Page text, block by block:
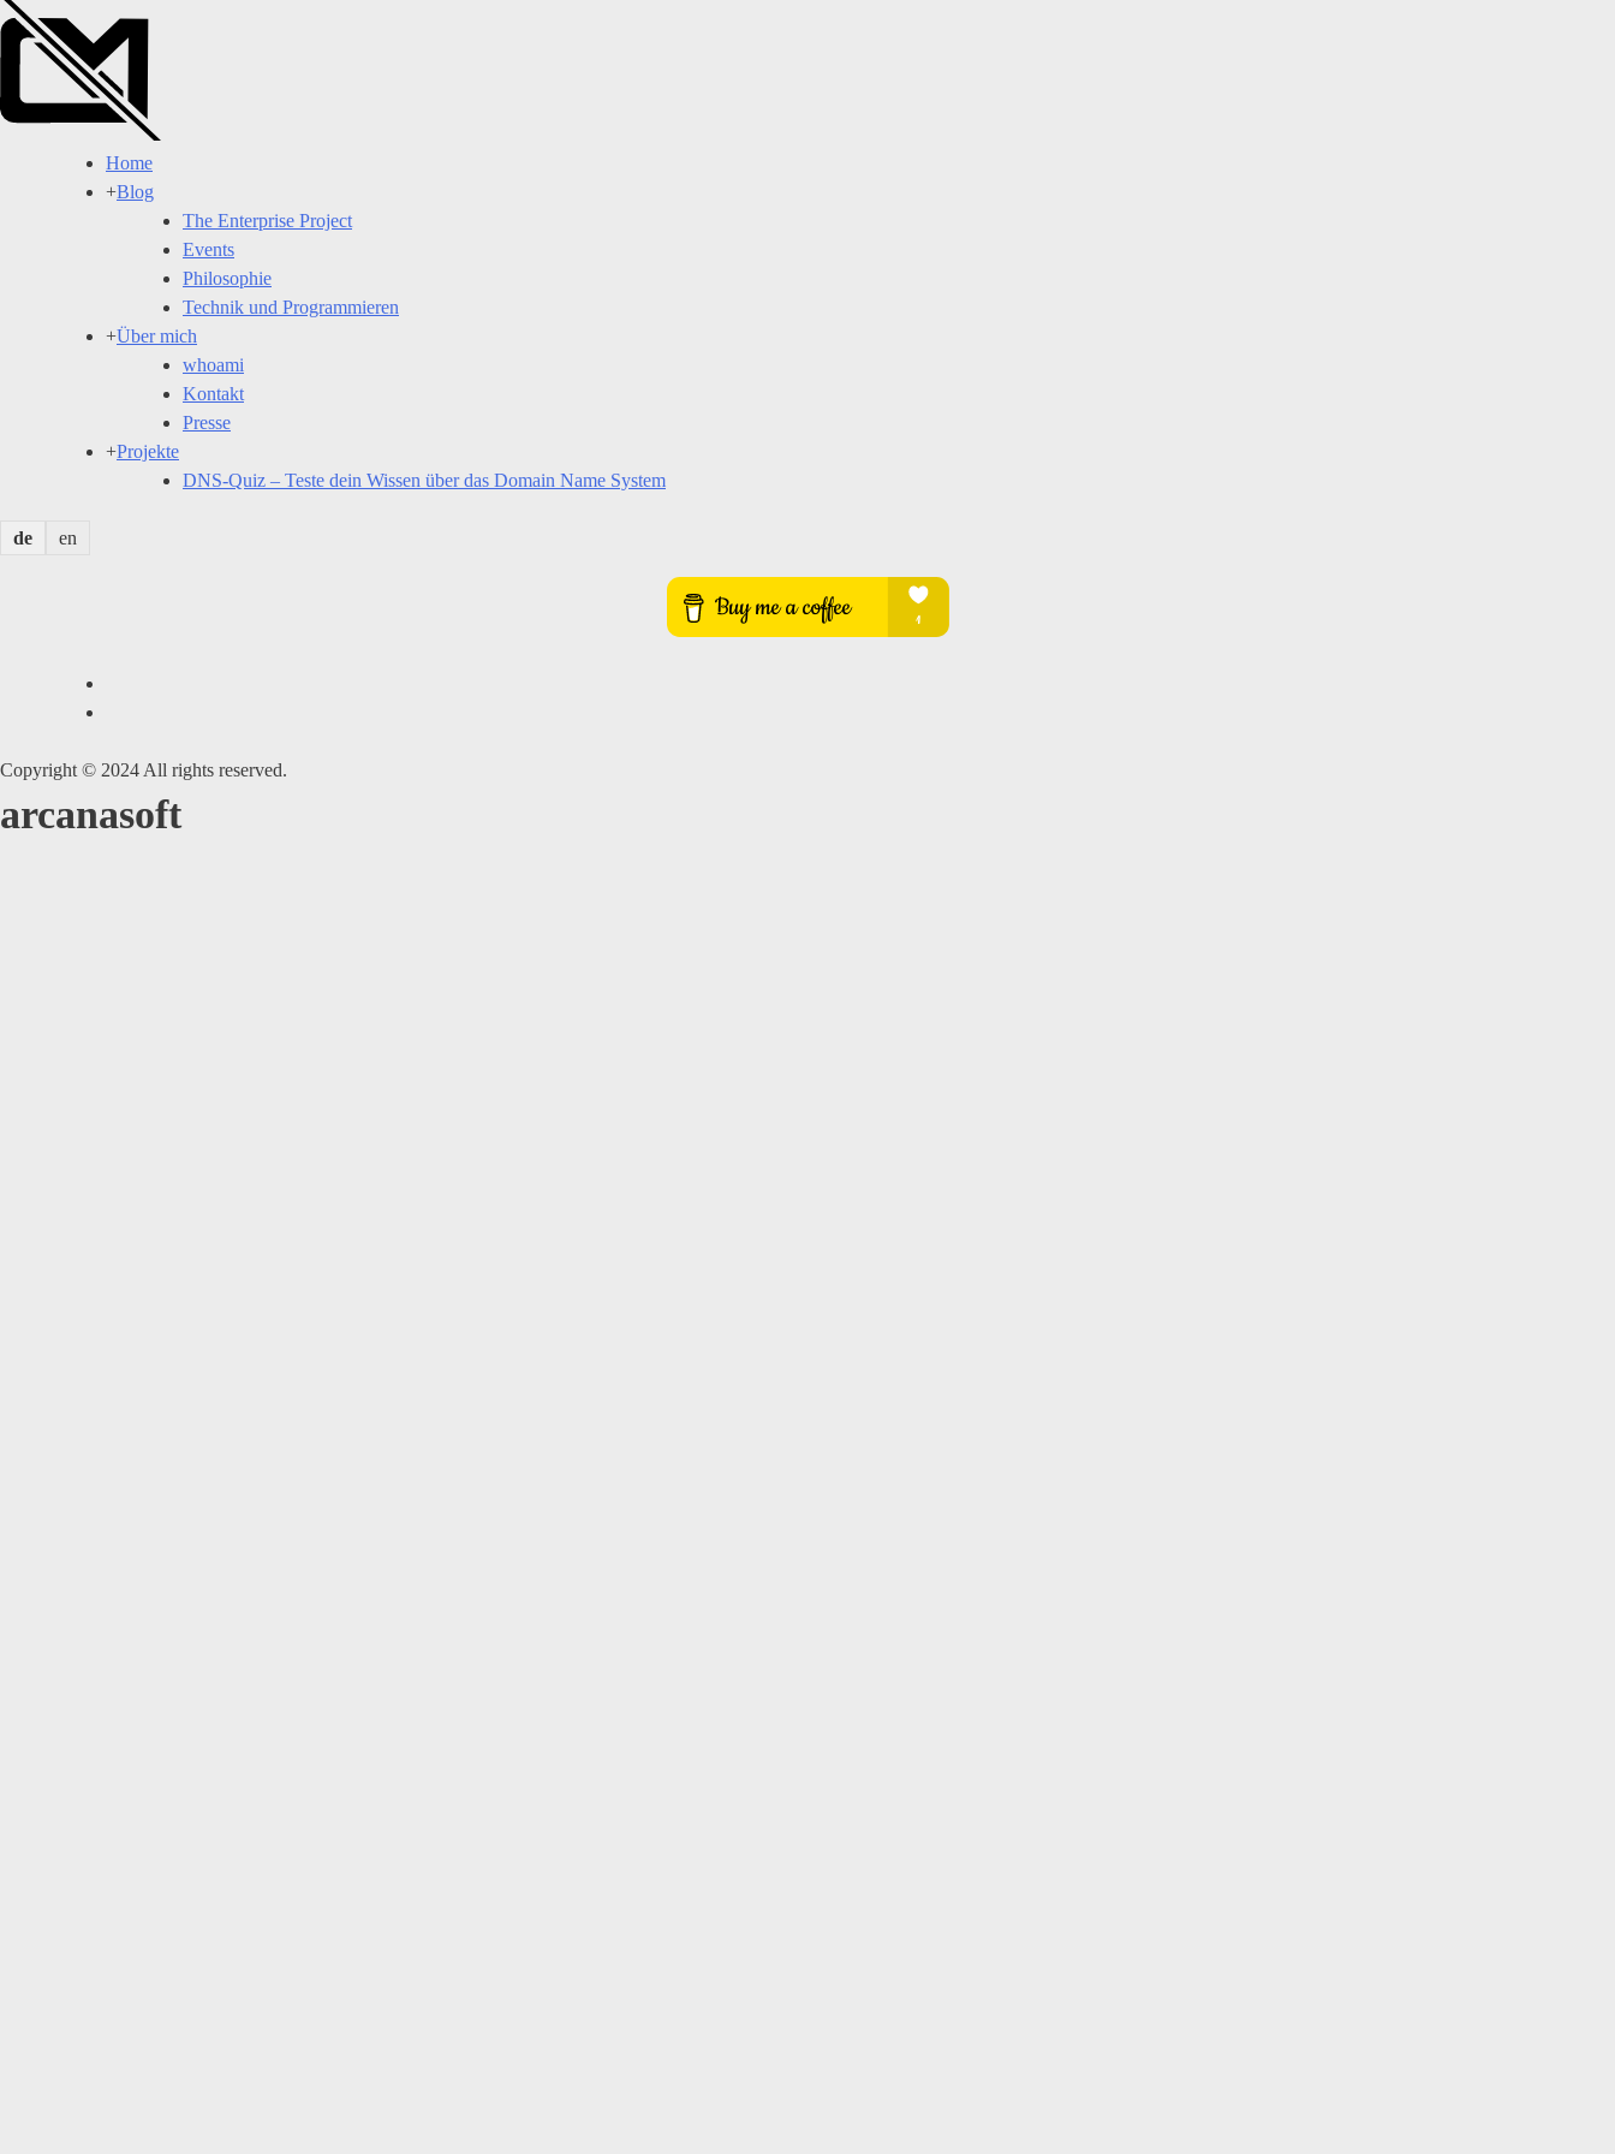
Skip
content
Home
+Blog
The Enterprise Project
Events
Philosophie
Technik und Programmieren
+Über mich
whoami
Kontakt
Presse
+Projekte
DNS-Quiz – Teste dein Wissen über das Domain Name System
de en
Copyright © 2024 All rights reserved.
arcanasoft